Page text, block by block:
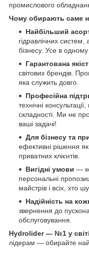
промислового
Чому обирають саме
Найбільший
гідравлічних
бізнесу. Усе в одному
Гарантована
світових брендів.
яка служить довго.
Професійна
технічні
складності. Ми не
ваші задачі!
Для бізнесу та
ефективні рішення
приватних клієнтів.
Вигідні умови —
персональні
майстрів і всіх, хто
Надійність на
звернення до
обслуговування.
Hydrolider — №1 у світі
лідерам — обирайте